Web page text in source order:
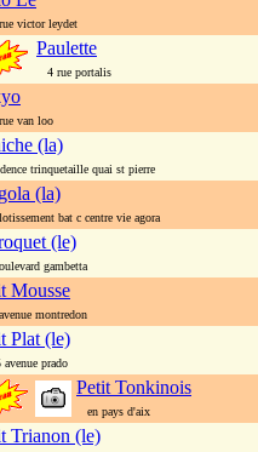
victor leydet
Paulette
4 rue portalis
van loo
(la)
trinquetaille quai st pierre
(la)
bat c centre vie agora
(le)
gambetta
Mousse
montredon
Plat (le)
prado
Petit Tonkinois
en pays d'aix
Trianon (le)